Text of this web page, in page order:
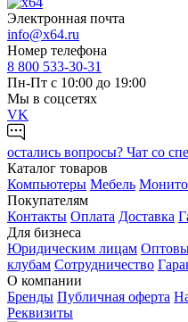
Электронная почта
info@x64.ru
Номер телефона
8 800 533-30-31
Пн-Пт с 10:00 до 19:00
Мы в соцсетях
VK
остались вопросы? Чат со
Каталог товаров
Компьютеры Мебель
Покупателям
Контакты Оплата Доставка
Для бизнеса
Юридическим лицам
клубам Сотрудничество
О компании
Бренды Публичная оферта
Реквизиты